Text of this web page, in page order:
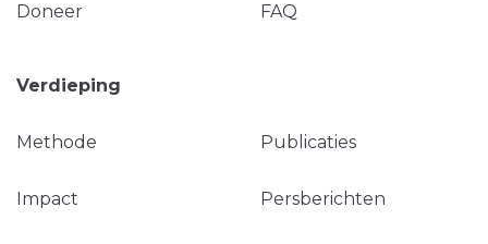
Doneer FAQ
Verdieping
Methode Publicaties
Impact Persberichten